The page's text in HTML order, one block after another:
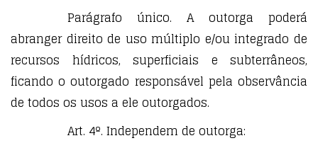
Parágrafo único. A outorga poderá
abranger direito de uso múltiplo e/ou integrado de
recursos hídricos, superficiais e subterrâneos,
ficando o outorgado responsável pela observância
de todos os usos a ele outorgados.
Art. 4º. Independem de outorga: